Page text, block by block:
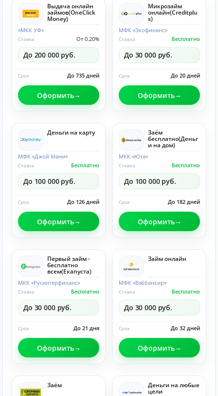
Выдача онлайн
займов(OneClick
Money)
«МКК УФ»
От 0.20%
Ставка
До 200 000 руб.
До 735 дней
Срок
Оформить
Микрозайм
онлайн(Creditplu
s)
МФК «Экофинанс»
Бесплатно
Ставка
До 30 000 руб.
До 20 дней
Срок
Оформить
Деньги на карту
МФК «Джой Мани»
Бесплатно
Ставка
До 100 000 руб.
До 126 дней
Срок
Оформить
Заём
бесплатно(Деньг
и на дом)
МКК «Юта»
Бесплатно
Ставка
До 100 000 руб.
До 182 дней
Срок
Оформить
Первый займ -
бесплатно
всем(Eкапуста)
МКК «Русинтерфинанс»
Бесплатно
Ставка
До 30 000 руб.
До 21 дня
Срок
Оформить
Займ онлайн
МФК «Вэббанкир»
Бесплатно
Ставка
До 30 000 руб.
До 32 дней
Срок
Оформить
Заём Деньги на любые
цели